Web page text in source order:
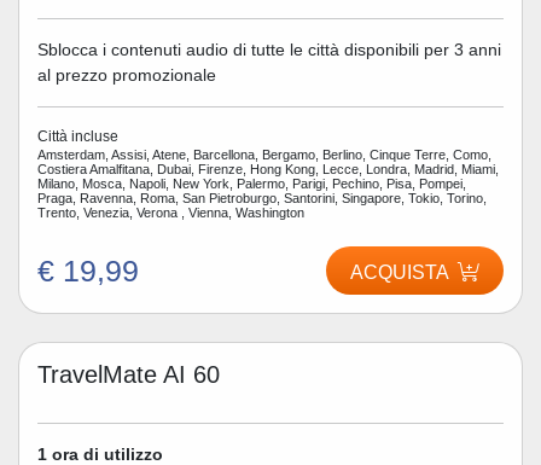
Sblocca i contenuti audio di tutte le città disponibili per 3 anni
al prezzo promozionale
Città incluse
Amsterdam, Assisi, Atene, Barcellona, Bergamo, Berlino, Cinque Terre, Como,
Costiera Amalfitana, Dubai, Firenze, Hong Kong, Lecce, Londra, Madrid, Miami,
Milano, Mosca, Napoli, New York, Palermo, Parigi, Pechino, Pisa, Pompei,
Praga, Ravenna, Roma, San Pietroburgo, Santorini, Singapore, Tokio, Torino,
Trento, Venezia, Verona , Vienna, Washington
€ 19,99 ACQUISTA
TravelMate AI 60
1 ora di utilizzo